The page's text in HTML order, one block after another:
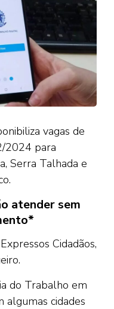
vagas de
2024 para
Serra Talhada e
atender sem
Cidadãos,
do Trabalho em
algumas cidades